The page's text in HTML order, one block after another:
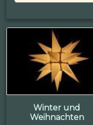
Winter und
Weihnachten